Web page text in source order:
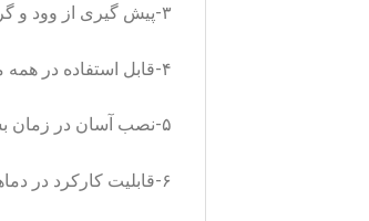
۳-پیش گیری از وود و گرد و غبار رطوبت
۴-قابل استفاده در همه محیط ها خصوصا برای محیط ها و باکس های کوچک
۵-نصب آسان در زمان بسیار کم
۶-قابلیت کارکرد در دماهای بالای ۵۵ درجه سلسیوس